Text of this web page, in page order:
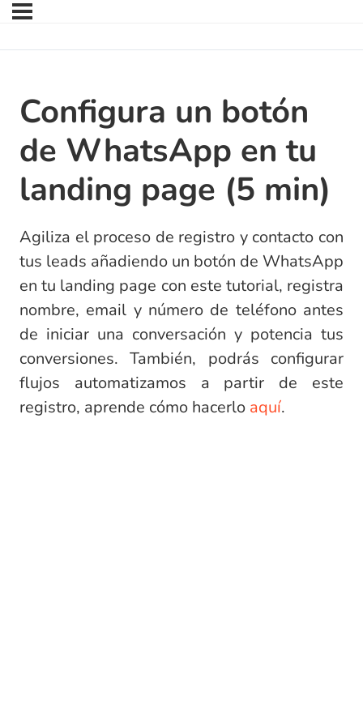
Configura un botón
de WhatsApp en tu
landing page (5 min)
Agiliza el proceso de registro y contacto con
tus leads añadiendo un botón de WhatsApp
en tu landing page con este tutorial, registra
nombre, email y número de teléfono antes
de iniciar una conversación y potencia tus
conversiones. También, podrás configurar
flujos automatizamos a partir de este
registro, aprende cómo hacerlo aquí.